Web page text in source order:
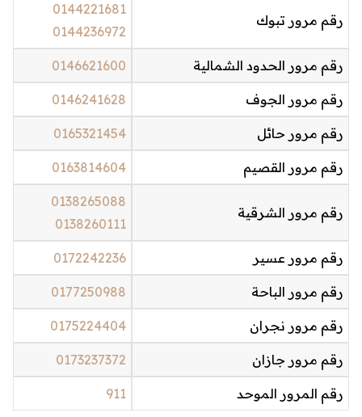
رقم مرور تبوك
0144221681
0144236972
رقم مرور الحدود الشمالية 0146621600
رقم مرور الجوف 0146241628
رقم مرور حائل 0165321454
رقم مرور القصيم 0163814604
رقم مرور الشرقية
0138265088
0138260111
رقم مرور عسير 0172242236
رقم مرور الباحة 0177250988
رقم مرور نجران 0175224404
رقم مرور جازان 0173237372
رقم المرور الموحد 911